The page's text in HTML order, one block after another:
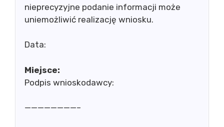
nieprecyzyjne podanie informacji może
uniemożliwić realizację wniosku.
Data:
Miejsce:
Podpis wnioskodawcy:
————————–